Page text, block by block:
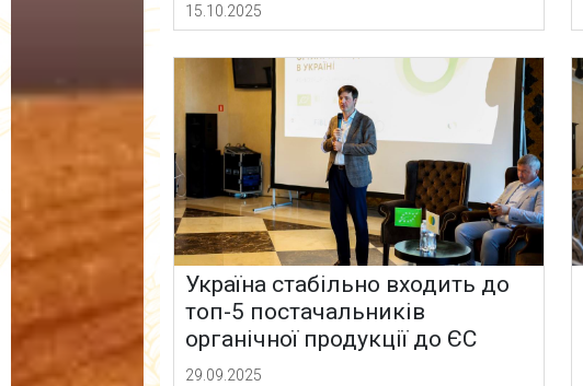
15.10.2025
Україна стабільно входить до
топ-5 постачальників
органічної продукції до ЄС
29.09.2025